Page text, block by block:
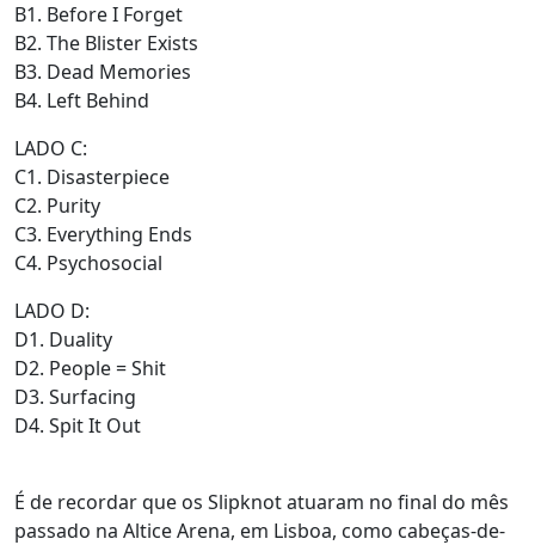
B1. Before I Forget
B2. The Blister Exists
B3. Dead Memories
B4. Left Behind
LADO C:
C1. Disasterpiece
C2. Purity
C3. Everything Ends
C4. Psychosocial
LADO D:
D1. Duality
D2. People = Shit
D3. Surfacing
D4. Spit It Out
É de recordar que os Slipknot atuaram no final do mês
passado na Altice Arena, em Lisboa, como cabeças-de-